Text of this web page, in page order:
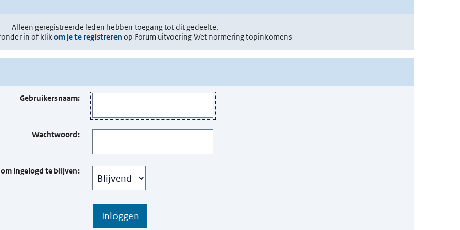
Alleen geregistreerde leden hebben toegang tot dit gedeelte.
in of klik om je te registreren op Forum uitvoering Wet normering topinkomens
Gebruikersnaam:
Wachtwoord:
ingelogd te blijven: